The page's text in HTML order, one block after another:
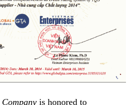
Company is honored to